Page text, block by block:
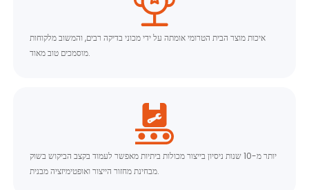
איכות מוצר הבית הטרומי אומתה על ידי מכוני בדיקה רבים, והמשוב מלקוחות
מוסמכים טוב מאוד.
יותר מ-10 שנות ניסיון בייצור מכולות ביתיות מאפשר לעמוד בקצב הביקוש בשוק
מבחינת מחזור הייצור ואופטימיזציה מבנית.